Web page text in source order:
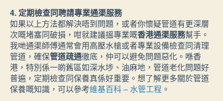
4. 定期檢查同聘請專業通渠服務
如果以上方法都解決唔到問題，或者你懷疑管道有更深層
次嘅堵塞同破損，咁就建議搵專業嘅香港通渠服務幫手。
我哋通渠師傅通常會用高壓水槍或者專業設備檢查同清理
管道，確保管道疏通徹底，仲可以避免問題惡化。喺香
港，特別係一啲舊區如深水埗、油麻地，管道老化問題好
普遍，定期檢查同保養真係好重要。想了解更多關於管道
保養嘅知識，可以參考維基百科 – 水管工程 。